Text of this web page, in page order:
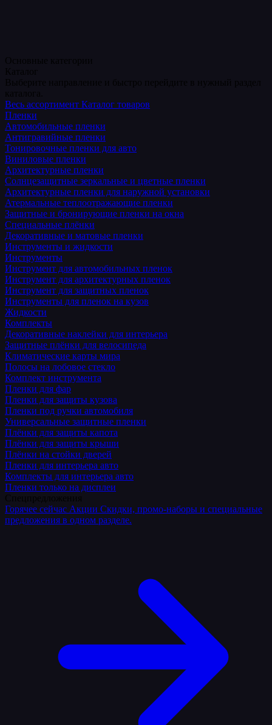
Весь ассортимент Каталог товаров
Пленки
Автомобильные пленки
Антигравийные пленки
Тонировочные пленки для авто
Виниловые пленки
Архитектурные пленки
Солнцезащитные зеркальные и цветные пленки
Архитектурные пленки для наружной установки
Атермальные теплоотражающие пленки
Защитные и бронирующие пленки на окна
Специальные плёнки
Декоративные и матовые пленки
Инструменты и жидкости
Инструменты
Инструмент для автомобильных пленок
Инструмент для архитектурных пленок
Инструмент для защитных пленок
Инструменты для пленок на кузов
Жидкости
Комплекты
Декоративные наклейки для интерьера
Защитные плёнки для велосипеда
Климатические карты мира
Полосы на лобовое стекло
Комплект инструмента
Пленки для фар
Пленки для защиты кузова
Пленки под ручки автомобиля
Универсальные защитные пленки
Плёнки для защиты капота
Плёнки для защиты крыши
Плёнки на стойки дверей
Пленки для интерьера авто
Комплекты для интерьера авто
Пленки только на дисплеи
Горячее сейчас Акции Скидки, промо-наборы и специальные
предложения в одном разделе.